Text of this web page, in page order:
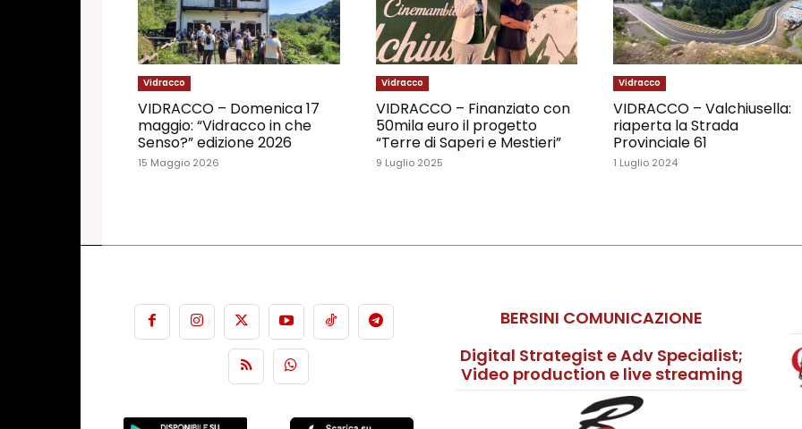
Vidracco
VIDRACCO – Domenica 17
maggio: “Vidracco in che
Senso?” edizione 2026
15 Maggio 2026
Vidracco
VIDRACCO – Finanziato con
50mila euro il progetto
“Terre di Saperi e Mestieri”
9 Luglio 2025
Vidracco
VIDRACCO – Valchiusella:
riaperta la Strada
Provinciale 61
1 Luglio 2024
BERSINI COMUNICAZIONE
Digital Strategist e Adv Specialist;
Video production e live streaming